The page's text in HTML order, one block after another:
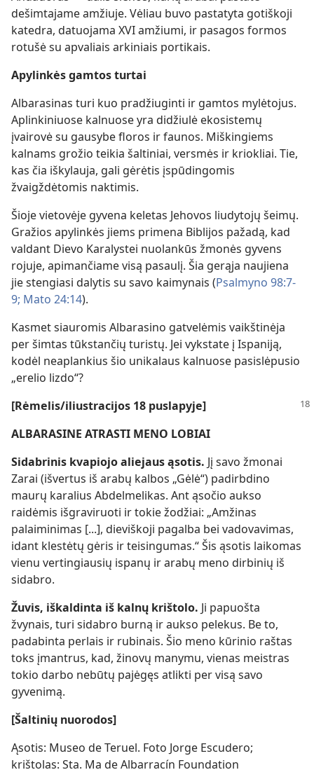
dešimtajame amžiuje. Vėliau buvo pastatyta gotiškoji
katedra, datuojama XVI amžiumi, ir pasagos formos
rotušė su apvaliais arkiniais portikais.
Apylinkės gamtos turtai
Albarasinas turi kuo pradžiuginti ir gamtos mylėtojus.
Aplinkiniuose kalnuose yra didžiulė ekosistemų
įvairovė su gausybe floros ir faunos. Miškingiems
kalnams grožio teikia šaltiniai, versmės ir kriokliai. Tie,
kas čia iškylauja, gali gėrėtis įspūdingomis
žvaigždėtomis naktimis.
Šioje vietovėje gyvena keletas Jehovos liudytojų šeimų.
Gražios apylinkės jiems primena Biblijos pažadą, kad
valdant Dievo Karalystei nuolankūs žmonės gyvens
rojuje, apimančiame visą pasaulį. Šia gerąja naujiena
jie stengiasi dalytis su savo kaimynais (Psalmyno 98:7-
9; Mato 24:14).
Kasmet siauromis Albarasino gatvelėmis vaikštinėja
per šimtas tūkstančių turistų. Jei vykstate į Ispaniją,
kodėl neaplankius šio unikalaus kalnuose pasislėpusio
„erelio lizdo“?
[Rėmelis/iliustracijos 18 puslapyje]
ALBARASINE ATRASTI MENO LOBIAI
Sidabrinis kvapiojo aliejaus ąsotis. Jį savo žmonai
Zarai (išvertus iš arabų kalbos „Gėlė“) padirbdino
maurų karalius Abdelmelikas. Ant ąsočio aukso
raidėmis išgraviruoti ir tokie žodžiai: „Amžinas
palaiminimas [...], dieviškoji pagalba bei vadovavimas,
idant klestėtų gėris ir teisingumas.“ Šis ąsotis laikomas
vienu vertingiausių ispanų ir arabų meno dirbinių iš
sidabro.
Žuvis, iškaldinta iš kalnų krištolo. Ji papuošta
žvynais, turi sidabro burną ir aukso pelekus. Be to,
padabinta perlais ir rubinais. Šio meno kūrinio raštas
toks įmantrus, kad, žinovų manymu, vienas meistras
tokio darbo nebūtų pajėgęs atlikti per visą savo
gyvenimą.
[Šaltinių nuorodos]
Ąsotis: Museo de Teruel. Foto Jorge Escudero;
krištolas: Sta. Ma de Albarracín Foundation